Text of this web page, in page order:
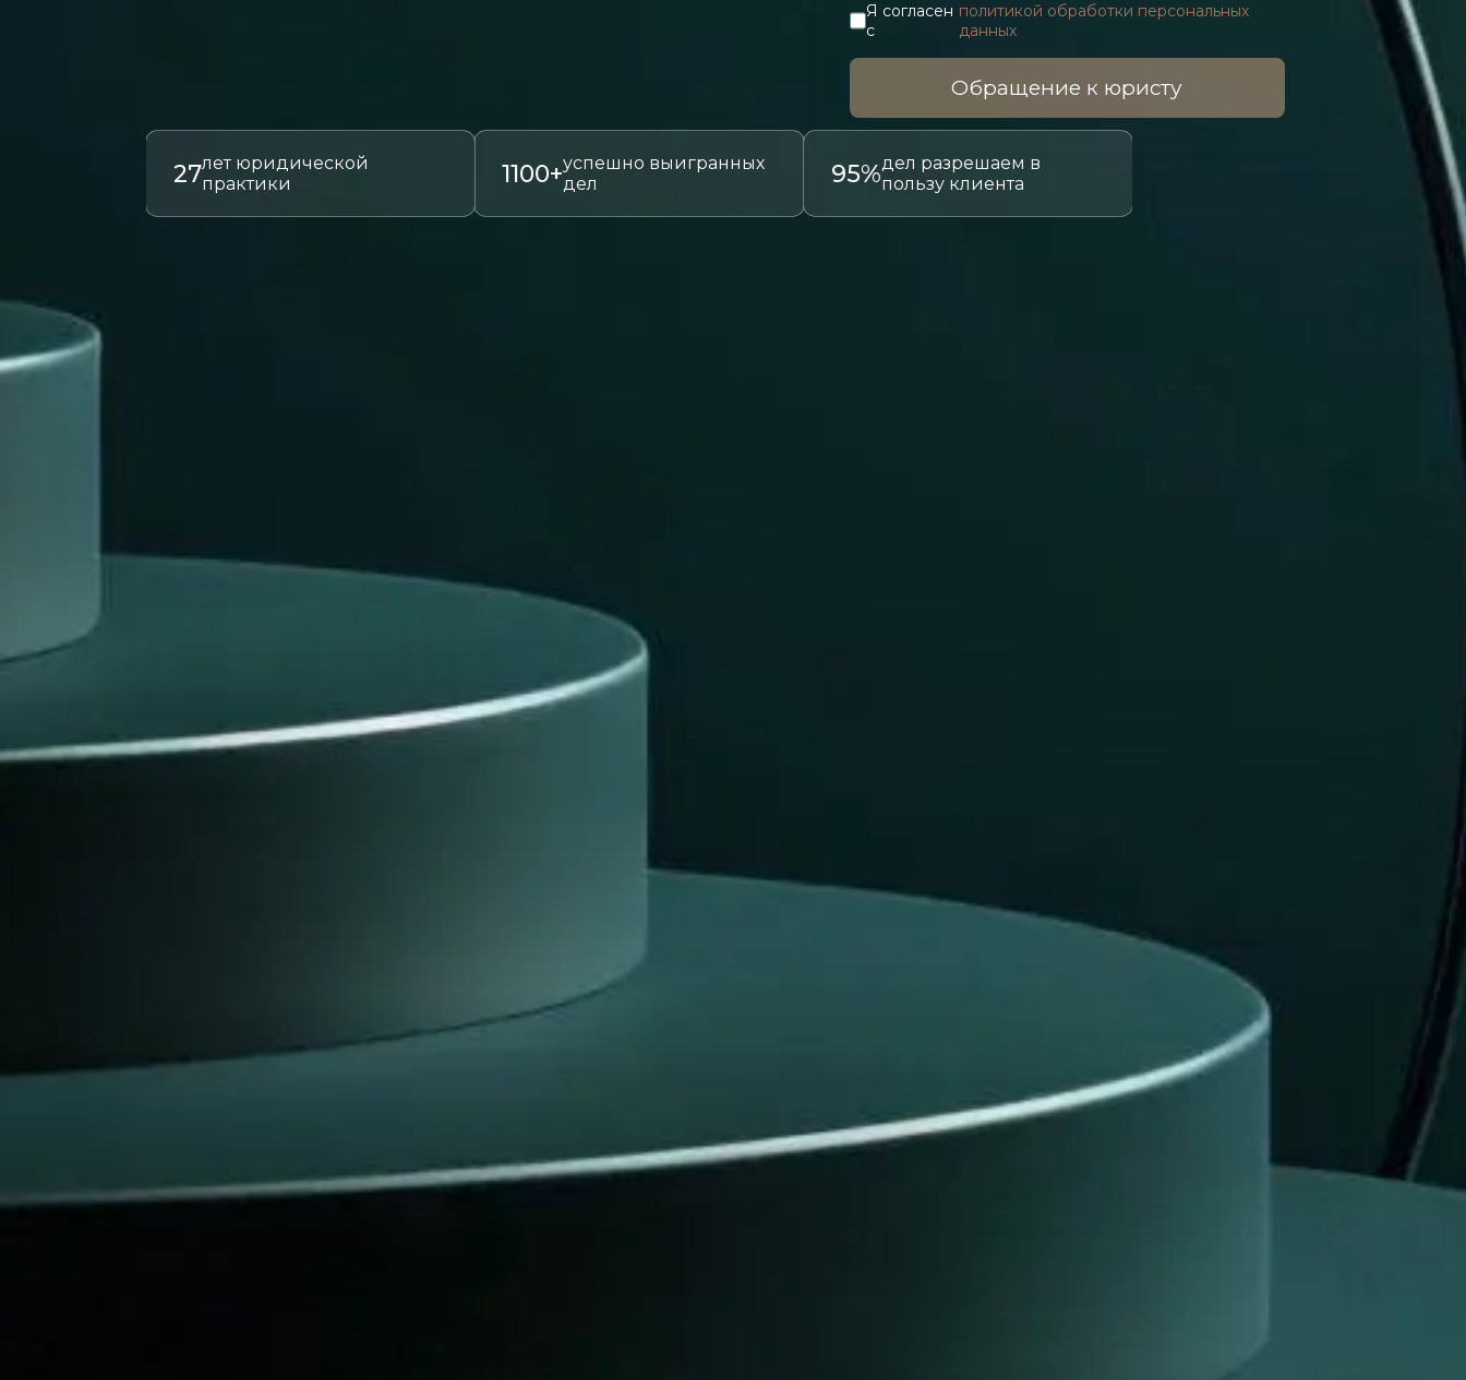
Я согласен
с
политикой обработки персональных
данных
Обращение к юристу
27лет юридической
практики
1100+успешно выигранных
дел
95%дел разрешаем в
пользу клиента